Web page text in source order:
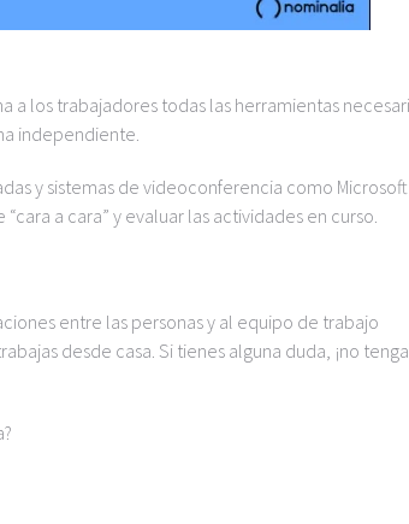
a los trabajadores todas las herramientas
independiente.
y sistemas de videoconferencia como Microsoft
a cara” y evaluar las actividades en curso.
entre las personas y al equipo de trabajo
desde casa. Si tienes alguna duda, ¡no